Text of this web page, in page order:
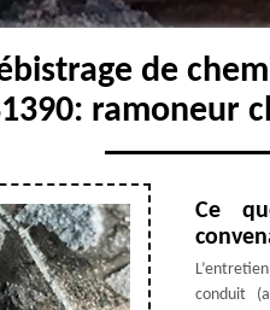
de
ramoneur
Ce
conduit